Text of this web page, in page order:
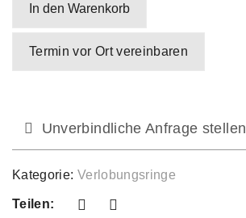
In den Warenkorb
Termin vor Ort vereinbaren
Unverbindliche Anfrage stellen
Kategorie: Verlobungsringe
Teilen: